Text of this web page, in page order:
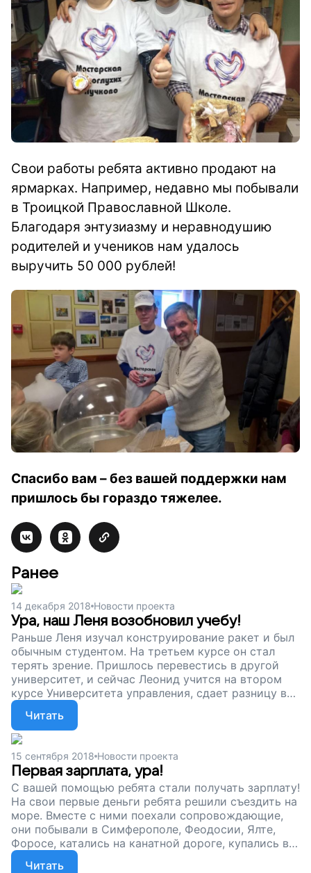
Свои работы ребята активно продают на
ярмарках. Например, недавно мы побывали
в Троицкой Православной Школе.
Благодаря энтузиазму и неравнодушию
родителей и учеников нам удалось
выручить 50 000 рублей!
Спасибо вам – без вашей поддержки нам
пришлось бы гораздо тяжелее.
Ранее
14 декабря 2018 Новости проекта
Ура, наш Леня возобновил учебу!
Раньше Леня изучал конструирование ракет и был
обычным студентом. На третьем курсе он стал
терять зрение. Пришлось перевестись в другой
университет, и сейчас Леонид учится на втором
курсе Университета управления, сдает разницу в
предметах, немного подрабатывает в нашей
мастерской. Спасибо вам: вы помогли таким
ребятам, как Леонид, получить посильную работу и
трудиться, обретая независимость.
Читать
15 сентября 2018 Новости проекта
Первая зарплата, ура!
С вашей помощью ребята стали получать зарплату!
На свои первые деньги ребята решили съездить на
море. Вместе с ними поехали сопровождающие,
они побывали в Симферополе, Феодосии, Ялте,
Форосе, катались на канатной дороге, купались в
море.
Читать